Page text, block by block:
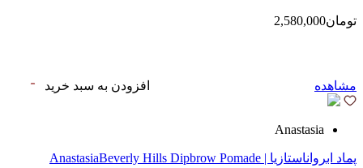
تومان2,580,000
مشاهده افزودن به سبد خرید
Anastasia
پماد ابرواناستازیا | AnastasiaBeverly Hills Dipbrow Pomade